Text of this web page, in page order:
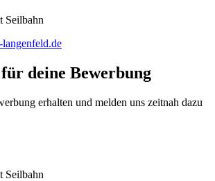
Seilbahn
langenfeld.de
deine Bewerbung
erhalten und melden uns zeitnah dazu
Seilbahn